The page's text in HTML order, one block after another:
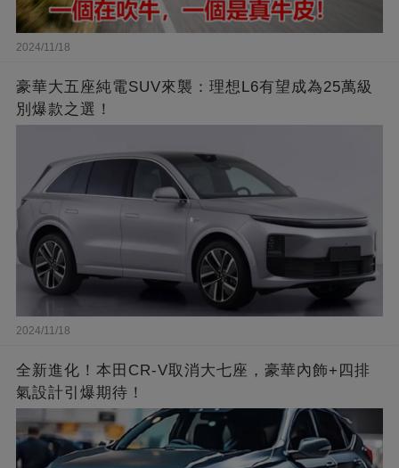
2024/11/18
豪華大五座純電SUV來襲：理想L6有望成為25萬級
別爆款之選！
2024/11/18
全新進化！本田CR-V取消大七座，豪華內飾+四排
氣設計引爆期待！